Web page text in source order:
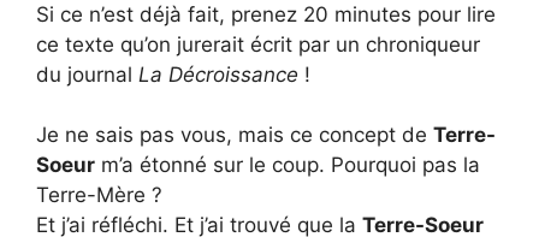
Si ce n’est déjà fait, prenez 20 minutes pour lire
ce texte qu’on jurerait écrit par un chroniqueur
du journal La Décroissance !
Je ne sais pas vous, mais ce concept de Terre-
Soeur m’a étonné sur le coup. Pourquoi pas la
Terre-Mère ?
Et j’ai réfléchi. Et j’ai trouvé que la Terre-Soeur